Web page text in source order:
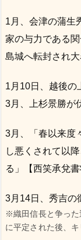
1月、会津の蒲生
家の与力である
島城へ転封され大
1月10日、越後の
3月、上杉景勝が
3月、「春以来度
し悪くされて以
る」【西笑承兌書
3月14日、秀吉の
※織田信長と争った
に平定された後、